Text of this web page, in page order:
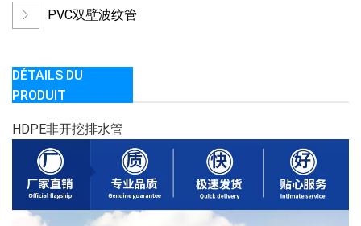
PVC双壁波纹管
DÉTAILS DU
PRODUIT
HDPE非开挖排水管